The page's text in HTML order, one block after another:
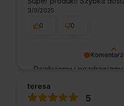
Dziękujemy i
3/9/2025
0
0
teresa
5